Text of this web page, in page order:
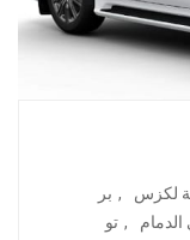
لكزس , بر
, تو